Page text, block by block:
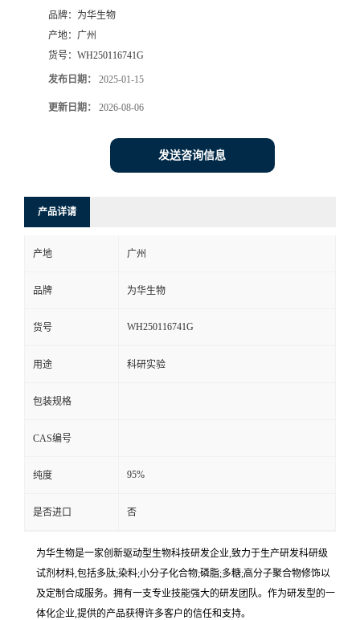
品牌： 为华生物
产地： 广州
货号： WH250116741G
发布日期： 2025-01-15
更新日期： 2026-08-06
发送咨询信息
产品详请
产地 广州
品牌 为华生物
货号 WH250116741G
用途 科研实验
包装规格
CAS编号
纯度 95%
是否进口 否
为华生物是一家创新驱动型生物科技研发企业,致力于生产研发科研级
试剂材料,包括多肽;染料;小分子化合物;磷脂;多糖;高分子聚合物修饰以
及定制合成服务。拥有一支专业技能强大的研发团队。作为研发型的一
体化企业,提供的产品获得许多客户的信任和支持。